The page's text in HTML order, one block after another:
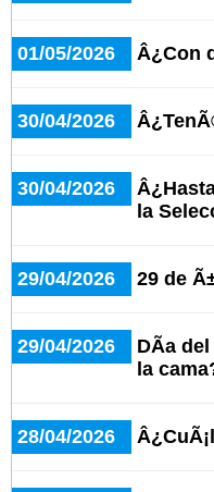
01/05/2026 Â¿Con
30/04/2026
30/04/2026
la
29/04/2026 29 de
29/04/2026
DÃ­a
la
28/04/2026